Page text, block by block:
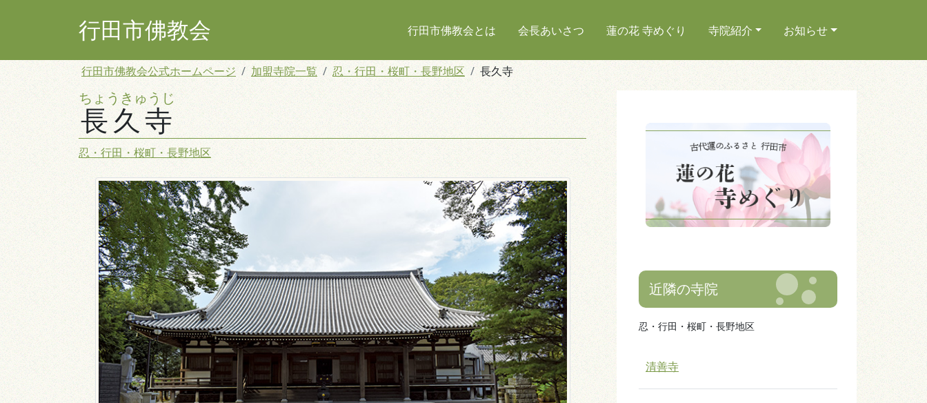
ン
行田市佛教会 行田市佛教会とは 会長あいさつ 蓮の花 寺めぐり 寺院紹介 お知らせ
行田市佛教会公式ホームページ 加盟寺院一覧 忍・行田・桜町・長野地区 長久寺
長久寺
ちょうきゅうじ
忍・行田・桜町・長野地区
近隣の寺院
忍・行田・桜町・長野地区
清善寺